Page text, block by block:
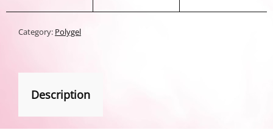
Category: Polygel
Description